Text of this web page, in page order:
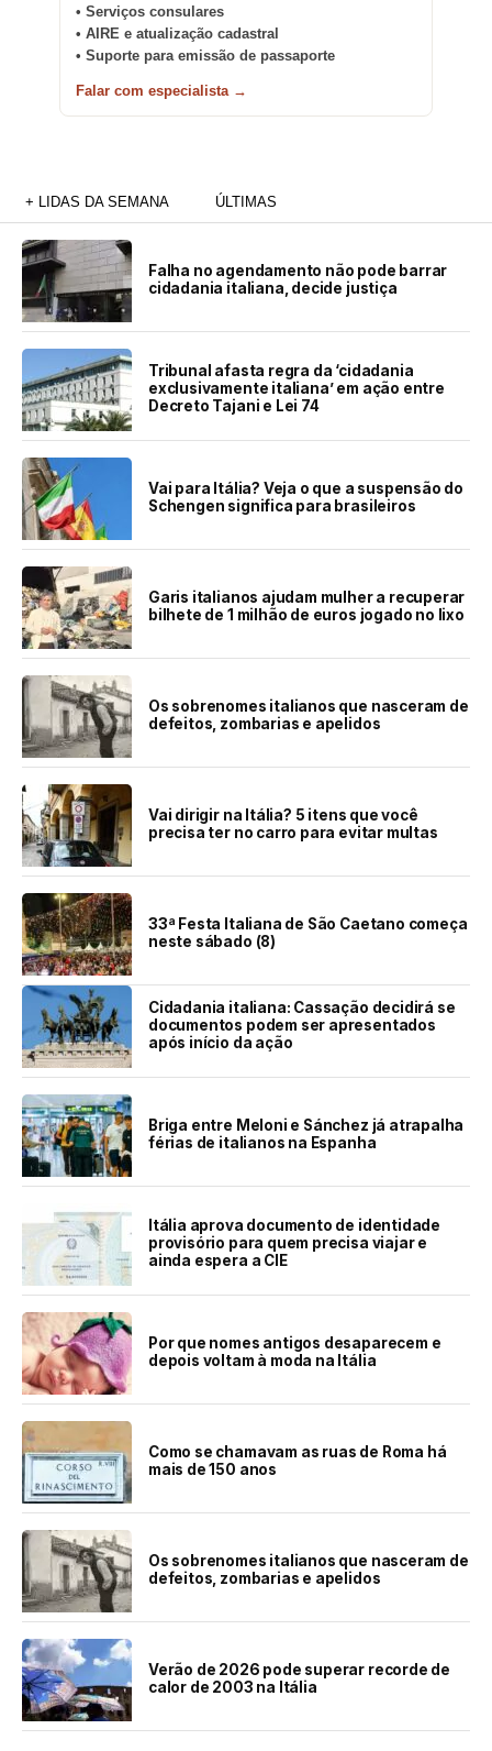
• Serviços consulares
• AIRE e atualização cadastral
• Suporte para emissão de passaporte
Falar com especialista →
+ LIDAS DA SEMANA ÚLTIMAS
Falha no agendamento não pode barrar
cidadania italiana, decide justiça
Tribunal afasta regra da ‘cidadania
exclusivamente italiana’ em ação entre
Decreto Tajani e Lei 74
Vai para Itália? Veja o que a suspensão do
Schengen significa para brasileiros
Garis italianos ajudam mulher a recuperar
bilhete de 1 milhão de euros jogado no lixo
Os sobrenomes italianos que nasceram de
defeitos, zombarias e apelidos
Vai dirigir na Itália? 5 itens que você
precisa ter no carro para evitar multas
33ª Festa Italiana de São Caetano começa
neste sábado (8)
Cidadania italiana: Cassação decidirá se
documentos podem ser apresentados
após início da ação
Briga entre Meloni e Sánchez já atrapalha
férias de italianos na Espanha
Itália aprova documento de identidade
provisório para quem precisa viajar e
ainda espera a CIE
Por que nomes antigos desaparecem e
depois voltam à moda na Itália
Como se chamavam as ruas de Roma há
mais de 150 anos
Os sobrenomes italianos que nasceram de
defeitos, zombarias e apelidos
Verão de 2026 pode superar recorde de
calor de 2003 na Itália